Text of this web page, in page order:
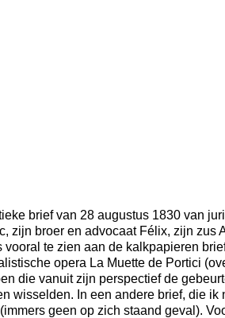
brief van 28 augustus 1830 van
zijn broer en advocaat Félix, zijn zus
vooral te zien aan de kalkpapieren
opera La Muette de Portici
die vanuit zijn perspectief de
wisselden. In een andere brief, die
geen op zich staand geval).